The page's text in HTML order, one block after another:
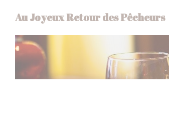
Au Joyeux Retour des Pêcheurs